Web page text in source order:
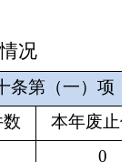
况
条第（一）项
本年废止
0